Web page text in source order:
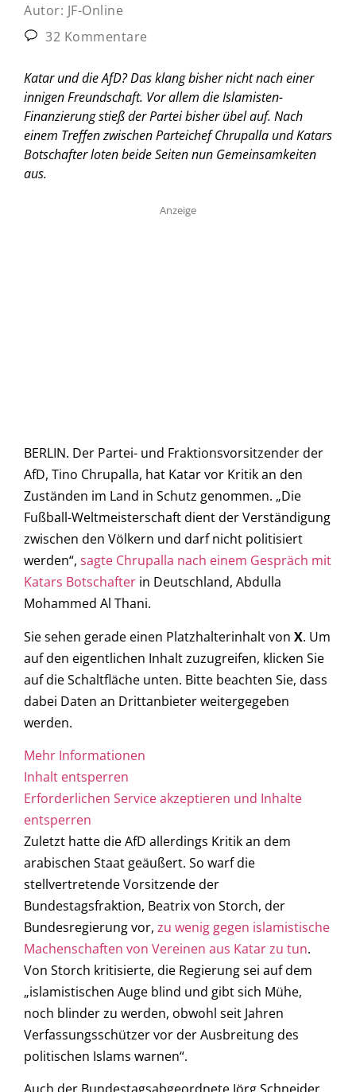
Autor: JF-Online
32 Kommentare
Katar und die AfD? Das klang bisher nicht nach einer
innigen Freundschaft. Vor allem die Islamisten-
Finanzierung stieß der Partei bisher übel auf. Nach
einem Treffen zwischen Parteichef Chrupalla und Katars
Botschafter loten beide Seiten nun Gemeinsamkeiten
aus.
Anzeige
BERLIN. Der Partei- und Fraktionsvorsitzender der
AfD, Tino Chrupalla, hat Katar vor Kritik an den
Zuständen im Land in Schutz genommen. „Die
Fußball-Weltmeisterschaft dient der Verständigung
zwischen den Völkern und darf nicht politisiert
werden“, sagte Chrupalla nach einem Gespräch mit
Katars Botschafter in Deutschland, Abdulla
Mohammed Al Thani.
Sie sehen gerade einen Platzhalterinhalt von X. Um
auf den eigentlichen Inhalt zuzugreifen, klicken Sie
auf die Schaltfläche unten. Bitte beachten Sie, dass
dabei Daten an Drittanbieter weitergegeben
werden.
Mehr Informationen
Inhalt entsperren
Erforderlichen Service akzeptieren und Inhalte
entsperren
Zuletzt hatte die AfD allerdings Kritik an dem
arabischen Staat geäußert. So warf die
stellvertretende Vorsitzende der
Bundestagsfraktion, Beatrix von Storch, der
Bundesregierung vor, zu wenig gegen islamistische
Machenschaften von Vereinen aus Katar zu tun.
Von Storch kritisierte, die Regierung sei auf dem
„islamistischen Auge blind und gibt sich Mühe,
noch blinder zu werden, obwohl seit Jahren
Verfassungsschützer vor der Ausbreitung des
politischen Islams warnen“.